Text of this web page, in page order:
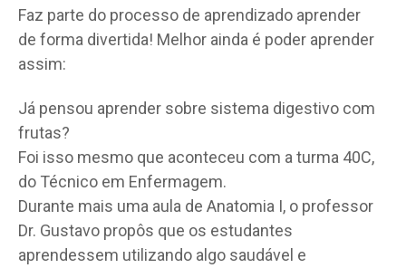
Faz parte do processo de aprendizado aprender
de forma divertida! Melhor ainda é poder aprender
assim:
Já pensou aprender sobre sistema digestivo com
frutas?
Foi isso mesmo que aconteceu com a turma 40C,
do Técnico em Enfermagem.
Durante mais uma aula de Anatomia I, o professor
Dr. Gustavo propôs que os estudantes
aprendessem utilizando algo saudável e